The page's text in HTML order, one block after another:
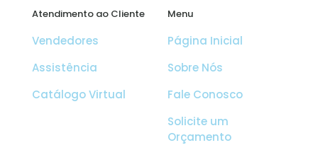
Atendimento ao Cliente
Vendedores
Assistência
Catálogo Virtual
Menu
Página Inicial
Sobre Nós
Fale Conosco
Solicite um
Orçamento